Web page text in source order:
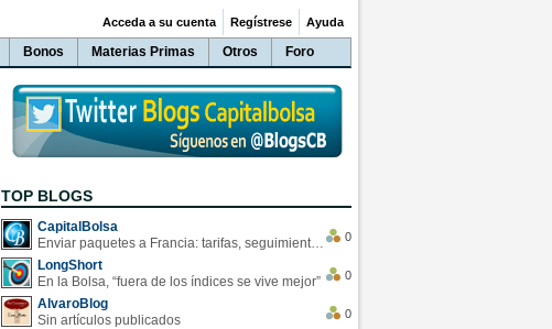
Bonos Materias Primas Otros Foro
Acceda a su cuenta Regístrese Ayuda
TOP BLOGS
CapitalBolsa
Enviar paquetes a Francia: tarifas, seguimiento y ventajas destacadas
0
LongShort
En la Bolsa, “fuera de los índices se vive mejor”
0
AlvaroBlog
Sin artículos publicados
0